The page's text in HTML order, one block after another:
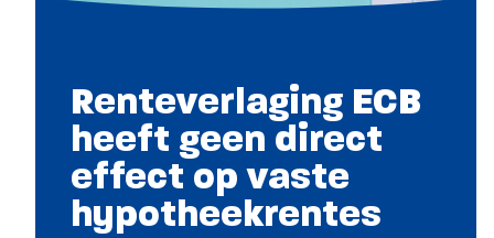
Renteverlaging ECB
heeft geen direct
effect op vaste
hypotheekrentes